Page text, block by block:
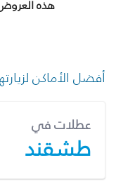
هذه
أفضل الأماكن
عطلات في
طشقند